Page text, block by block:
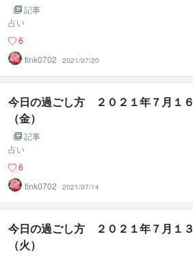
記事
占い
6
tink0702
2021/07/20
今日の過ごし方 ２０２１年７月１
（金）
記事
占い
6
tink0702
2021/07/14
今日の過ごし方 ２０２１年７月１
（火）